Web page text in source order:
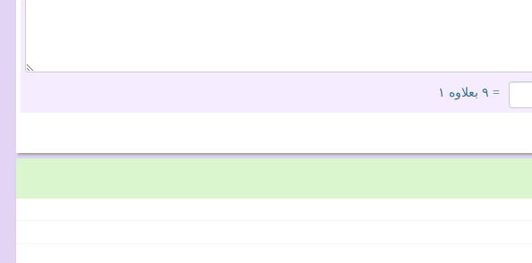
= ۹ بعلاوه ۱